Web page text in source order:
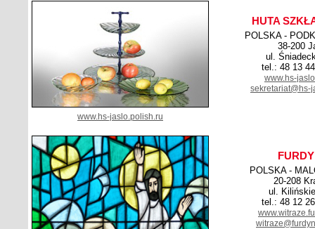
HUTA
POLSKA -
38-200
ul.
tel.: 48 13
www.hs-
sekretariat@hs-
www.hs-jaslo.polish.ru
POLSKA -
20-208
ul.
tel.: 48 12